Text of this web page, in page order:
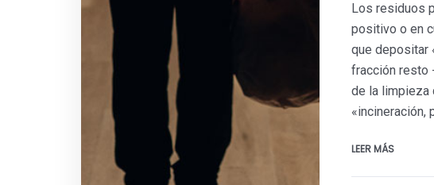
Los residuos
positivo o en
que depositar
fracción resto
de la limpieza
«incineración,
LEER MÁS